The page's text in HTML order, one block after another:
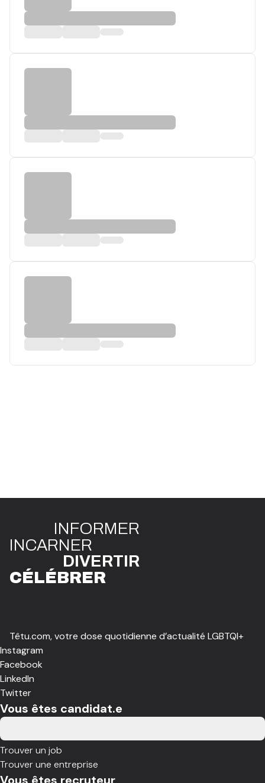
INFORMER
INCARNER
DIVERTIR
CÉLÉBRER
Têtu.com, votre dose quotidienne d’actualité LGBTQI+
Instagram
Facebook
LinkedIn
Twitter
Vous êtes candidat.e
Trouver un job
Trouver une entreprise